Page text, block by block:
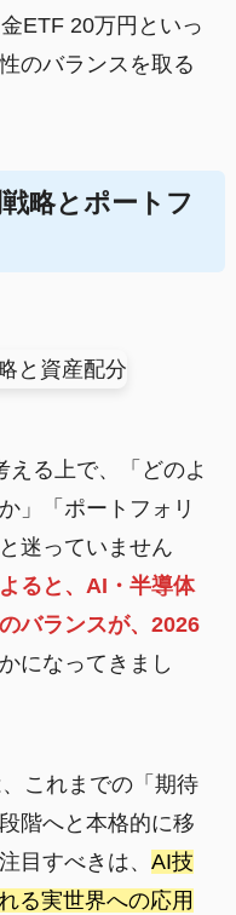
ETF 20万円といっ
のバランスを取る
略とポートフ
える上で、「どのよ
」「ポートフォリ
迷っていません
ると、AI・半導体
バランスが、2026
になってきまし
これまでの「期待
階へと本格的に移
目すべきは、 AI技
る実世界への応用